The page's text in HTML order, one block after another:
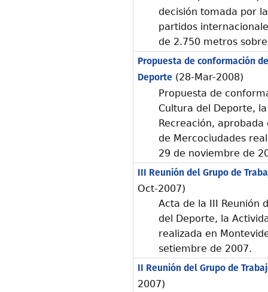
decisión tomada por
partidos
de 2.750 metros
Propuesta de conformación
Deporte (28-Mar-2008)
Propuesta de
Cultura del Deporte,
Recreación,
de Mercociudades
29 de noviembre de
III Reunión del Grupo de
Oct-2007)
Acta de la III Reunión
del Deporte, la
realizada en
setiembre de 2007.
II Reunión del Grupo de
2007)